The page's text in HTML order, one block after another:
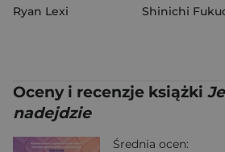
Ryan Lexi
Shinichi
Oceny i recenzje książki
nadejdzie
Średnia ocen: